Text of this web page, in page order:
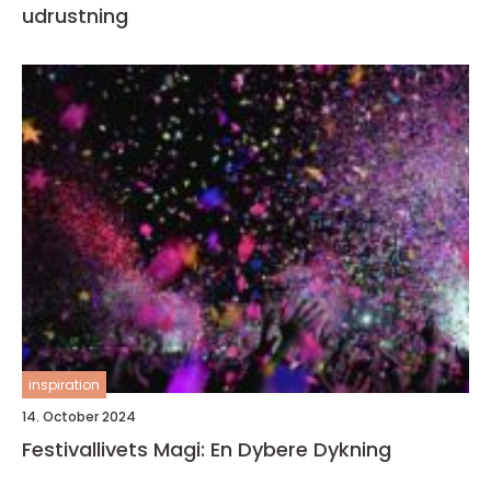
udrustning
inspiration
14. October 2024
Festivallivets Magi: En Dybere Dykning